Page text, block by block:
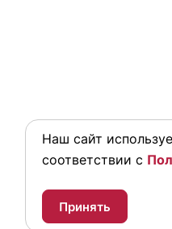
Наш сайт
соответствии с
Принять